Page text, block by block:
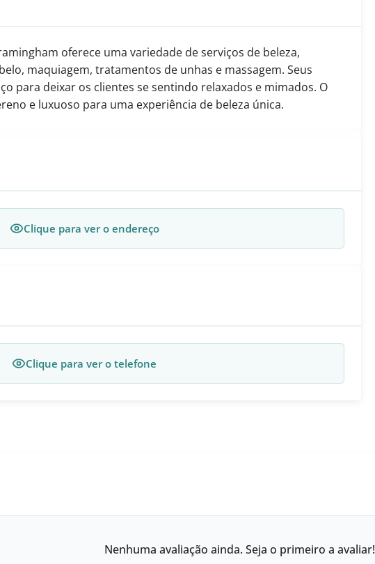
oferece uma variedade de serviços de beleza,
maquiagem, tratamentos de unhas e massagem. Seus
para deixar os clientes se sentindo relaxados e mimados. O
e luxuoso para uma experiência de beleza única.
Clique para ver o endereço
Clique para ver o telefone
Nenhuma avaliação ainda. Seja o primeiro a avaliar!